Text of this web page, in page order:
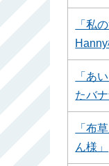
「私
Hanny
「あ
たバ
「布
ん様」